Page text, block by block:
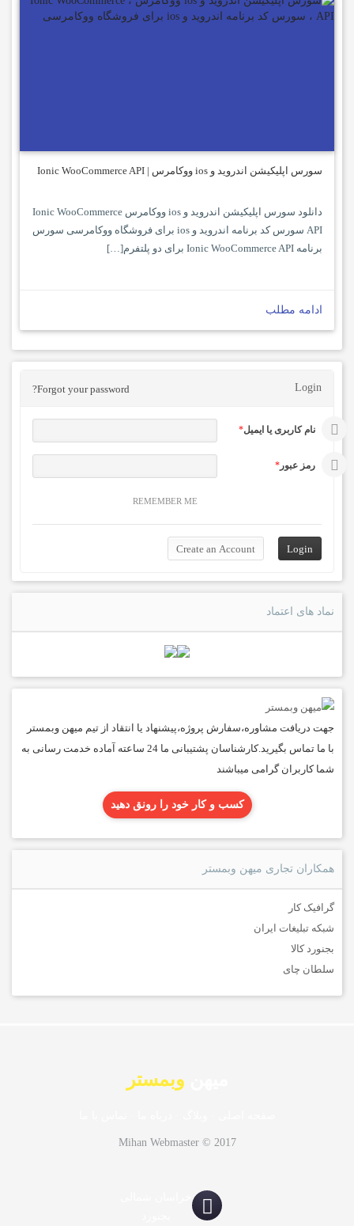
سورس اپلیکیشن اندروید و ios ووکامرس | Ionic WooCommerce API
دانلود سورس اپلیکیشن اندروید و ios ووکامرس Ionic WooCommerce
API سورس کد برنامه اندروید و ios برای فروشگاه ووکامرسی سورس
برنامه Ionic WooCommerce API برای دو پلتفرم[…]
ادامه مطلب
Login
Forgot your password?
نام کاربری یا ایمیل*
رمز عبور *
REMEMBER ME
نماد های اعتماد
جهت دریافت مشاوره،سفارش پروژه،پیشنهاد یا انتقاد از تیم میهن وبمستر
با ما تماس بگیرید.کارشناسان پشتیبانی ما 24 ساعته آماده خدمت رسانی به
شما کاربران گرامی میباشند
کسب و کار خود را رونق دهید
همکاران تجاری میهن وبمستر
گرافیک کار
شبکه تبلیغات ایران
بجنورد کالا
سلطان چای
وبمستر
Mihan Webmaster © 2017